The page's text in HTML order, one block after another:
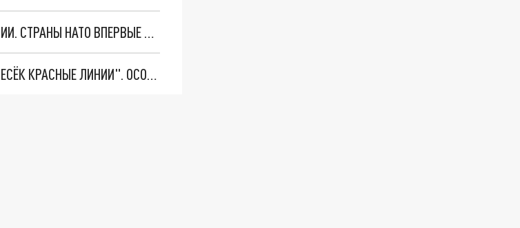
"ОЧЕНЬ ПЛОХИЕ НОВОСТИ": БОЛЬШАЯ ОШИБКА PALANTIR В РОССИИ. СТРАНЫ НАТО ВПЕРВЫЕ ЗА СВО ОСТАНОВИЛИ ПОСТАВКИ ОРУЖИЯ. ВСУ ТЕРЯЮТ ПРИГРАНИЧЬЕ?
"ТЕРПЕНИЕ ПУТИНА ЛОПНУЛО". РЕКОРДНЫЙ УДАР ПО КИЕВУ "ПЕРЕСЁК КРАСНЫЕ ЛИНИИ". ОСОБЫЕ СПЕЦЫ КНДР НА ЛБС? ТАЙНЫЕ ПЕРЕГОВОРЫ ЕВРОПЫ И МОСКВЫ